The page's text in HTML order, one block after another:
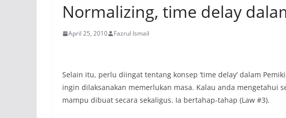
Normalizing, time delay
April 25, 2010 Fazrul Ismail
Selain itu, perlu diingat tentang konsep ‘time delay’ dalam
ingin dilaksanakan memerlukan masa. Kalau anda mengetahui
mampu dibuat secara sekaligus. Ia bertahap-tahap (Law #3).